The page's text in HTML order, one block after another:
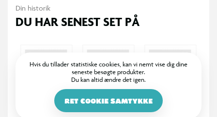
Din historik
DU HAR SENEST SET PÅ
Hvis du tillader statistiske cookies, kan vi nemt vise dig dine
seneste besøgte produkter.
Du kan altid ændre det igen.
RET COOKIE SAMTYKKE